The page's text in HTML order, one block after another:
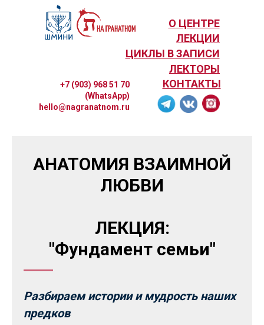
О ЦЕНТРЕ
ЛЕКЦИИ
ЦИКЛЫ В ЗАПИСИ
ЛЕКТОРЫ
КОНТАКТЫ
+7 (903) 968 51 70
(WhatsApp)
hello@nagranatnom.ru
АНАТОМИЯ ВЗАИМНОЙ
ЛЮБВИ
ЛЕКЦИЯ:
"Фундамент семьи"
Разбираем истории и мудрость наших
предков